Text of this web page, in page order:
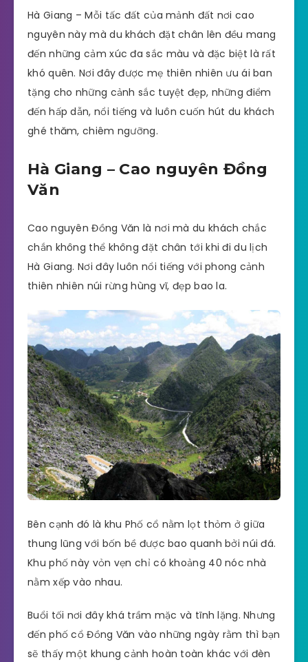
Hà Giang – Mỗi tấc đất của mảnh đất nơi cao
nguyên này mà du khách đặt chân lên đều mang
đến những cảm xúc đa sắc màu và đặc biệt là rất
khó quên. Nơi đây được mẹ thiên nhiên ưu ái ban
tặng cho những cảnh sắc tuyệt đẹp, những điểm
đến hấp dẫn, nổi tiếng và luôn cuốn hút du khách
ghé thăm, chiêm ngưỡng.
Hà Giang – Cao nguyên Đồng
Văn
Cao nguyên Đồng Văn là nơi mà du khách chắc
chắn không thể không đặt chân tới khi đi du lịch
Hà Giang. Nơi đây luôn nổi tiếng với phong cảnh
thiên nhiên núi rừng hùng vĩ, đẹp bao la.
Bên cạnh đó là khu Phố cổ nằm lọt thỏm ở giữa
thung lũng với bốn bề được bao quanh bởi núi đá.
Khu phố này vỏn vẹn chỉ có khoảng 40 nóc nhà
nằm xếp vào nhau.
Buổi tối nơi đây khá trầm mặc và tĩnh lặng. Nhưng
đến phố cổ Đồng Văn vào những ngày rằm thì bạn
sẽ thấy một khung cảnh hoàn toàn khác với đèn